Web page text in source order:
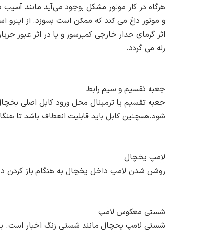
هرگاه در کار موتور مشکل بوجود می‌آید مانند
و موتور داغ می کند که ممکن است بسوزد. از اینرو
اثر گرمای جدار خارجی کمپرسور و یا در اثر
رله می گردد.
جعبه تقسیم و سیم رابط
جعبه تقسیم یا ترمینال محل ورود کابل اصلی
شود.همچنین کابل باید قابلیت انعطاف باشد تا
لامپ یخچال
روشن شدن لامپ داخل یخچال به هنگام باز کردن در آن است. توان لامپ یخچال
شستی معکوس لامپ
شستی لامپ یخچال مانند شستی زنگ اخبار است.